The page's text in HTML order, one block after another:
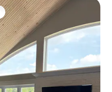
huéspedes